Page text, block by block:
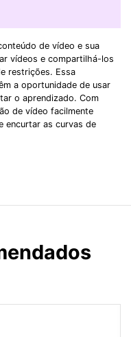
de vídeo e sua
vídeos e compartilhá-los
restrições. Essa
a oportunidade de usar
o aprendizado. Com
de vídeo facilmente
encurtar as curvas de